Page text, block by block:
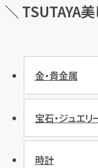
＼ TSUTAYA
金・貴金属
宝石・ジュエリ
時計